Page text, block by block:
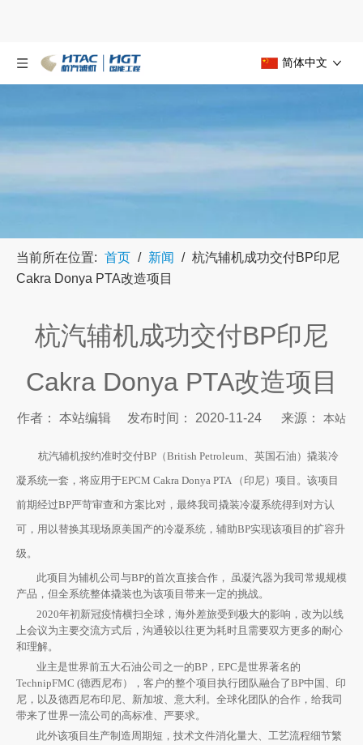
简体中文
当前所在位置: 首页 / 新闻 / 杭汽辅机成功交付BP印尼
Cakra Donya PTA改造项目
杭汽辅机成功交付BP印尼
Cakra Donya PTA改造项目
作者： 本站编辑 发布时间： 2020-11-24 来源： 本站
["wechat","weibo","qzone","douban","email"]
杭汽辅机按约准时交付BP（British Petroleum、英国石油）撬装冷
凝系统一套，将应用于EPCM Cakra Donya PTA （印尼）项目。该项目
前期经过BP严苛审查和方案比对，最终我司撬装冷凝系统得到对方认
可，用以替换其现场原美国产的冷凝系统，辅助BP实现该项目的扩容升
级。
此项目为辅机公司与BP的首次直接合作， 虽凝汽器为我司常规规模
产品，但全系统整体撬装也为该项目带来一定的挑战。
2020年初新冠疫情横扫全球，海外差旅受到极大的影响，改为以线
上会议为主要交流方式后，沟通较以往更为耗时且需要双方更多的耐心
和理解。
业主是世界前五大石油公司之一的BP，EPC是世界著名的
TechnipFMC (德西尼布），客户的整个项目执行团队融合了BP中国、印
尼，以及德西尼布印尼、新加坡、意大利。全球化团队的合作，给我司
带来了世界一流公司的高标准、严要求。
此外该项目生产制造周期短，技术文件消化量大、工艺流程细节繁